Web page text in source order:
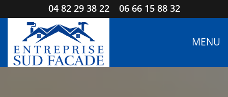
04 82 29 38 22 06 66 15 88 32
MENU